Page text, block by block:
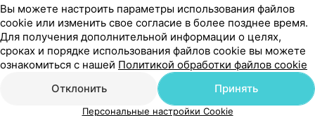
Отзывы1244
Вы можете настроить параметры использования файлов
cookie или изменить свое согласие в более позднее время.
Для получения дополнительной информации о целях,
сроках и порядке использования файлов cookie вы можете
ознакомиться с нашей Политикой обработки файлов cookie
Отклонить
Принять
Персональные настройки Cookie